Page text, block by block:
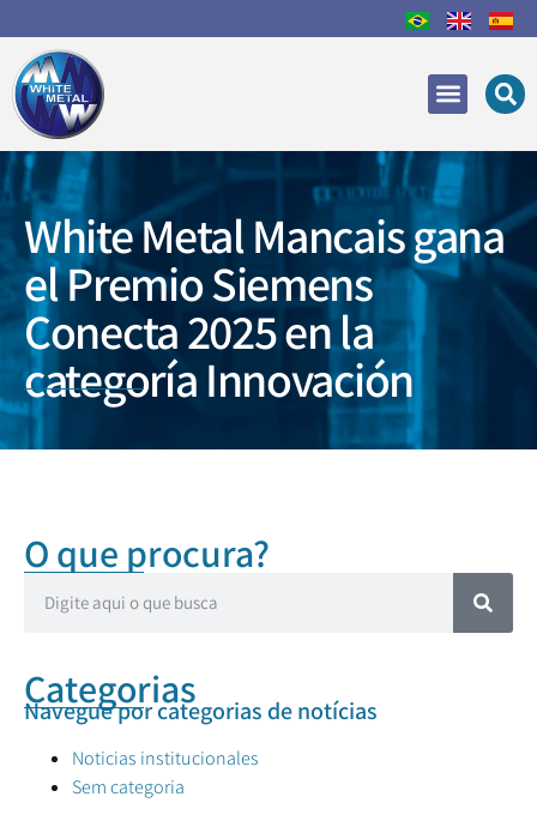
White Metal Mancais gana
el Premio Siemens
Conecta 2025 en la
categoría Innovación
O que procura?
Categorias
Navegue por categorias de notícias
Noticias institucionales
Sem categoria